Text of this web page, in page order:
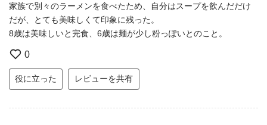
家族で別々のラーメンを食べたため、自分はスープを飲んだだけ
だが、とても美味しくて印象に残った。
8歳は美味しいと完食、6歳は麺が少し粉っぽいとのこと。
0
役に立った レビューを共有